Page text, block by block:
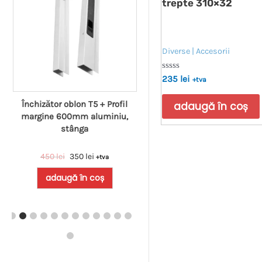
Închizător oblon T5 + Profil
margine 600mm aluminiu,
stânga
450lei 350 lei +tva
adaugă în coș
Huawei Smart Meter Trifazic
DTSU666-H
trepte 310×32
Diverse | Accesorii
Evaluat
0
235 lei +tva
adaugă în coș